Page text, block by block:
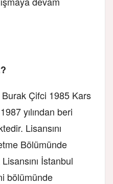
Burak Çifci 1985 Kars
yılından beri
Lisansını
Bölümünde
İstanbul
bölümünde